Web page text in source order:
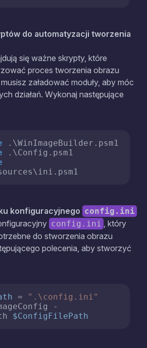
do automatyzacji tworzenia
się ważne skrypty, które
proces tworzenia obrazu
załadować moduły, aby móc
działań. Wykonaj następujące
.\WinImageBuilder.psm1
.\Config.psm1
konfiguracyjnego config.ini
config.ini , który
do stworzenia obrazu
polecenia, aby stworzyć
=
".\config.ini"
-
$ConfigFilePath